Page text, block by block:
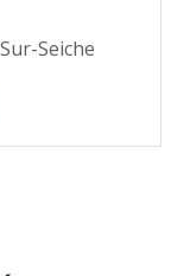
Seiche